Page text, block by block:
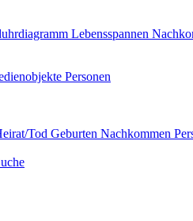
Lebensspannen
Personen
Tod Geburten Nachkommen